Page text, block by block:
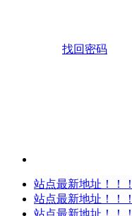
找回密码
站点最新地址！！！
站点最新地址！！！
站点最新地址！！！